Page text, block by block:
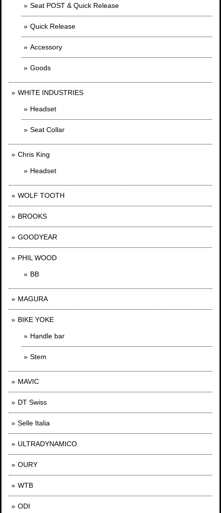
Seat POST & Quick Release
Quick Release
Accessory
Goods
WHITE INDUSTRIES
Headset
Seat Collar
Chris King
Headset
WOLF TOOTH
BROOKS
GOODYEAR
PHIL WOOD
BB
MAGURA
BIKE YOKE
Handle bar
Stem
MAVIC
DT Swiss
Selle Italia
ULTRADYNAMICO
OURY
WTB
ODI